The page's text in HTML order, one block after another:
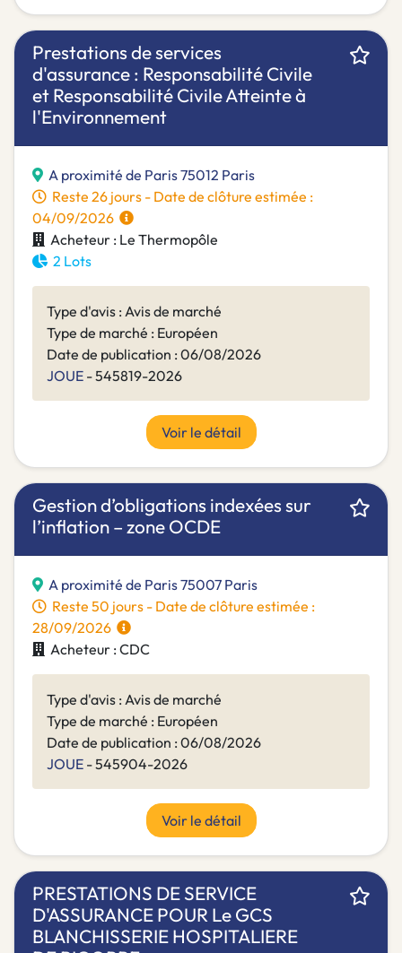
Prestations de services
d'assurance : Responsabilité Civile
et Responsabilité Civile Atteinte à
l'Environnement
A proximité de Paris 75012 Paris
Reste 26 jours - Date de clôture estimée :
04/09/2026
Acheteur : Le Thermopôle
2 Lots
Type d'avis : Avis de marché
Type de marché : Européen
Date de publication : 06/08/2026
JOUE - 545819-2026
Voir le détail
Gestion d’obligations indexées sur
l’inflation – zone OCDE
A proximité de Paris 75007 Paris
Reste 50 jours - Date de clôture estimée :
28/09/2026
Acheteur : CDC
Type d'avis : Avis de marché
Type de marché : Européen
Date de publication : 06/08/2026
JOUE - 545904-2026
Voir le détail
PRESTATIONS DE SERVICE
D'ASSURANCE POUR Le GCS
BLANCHISSERIE HOSPITALIERE